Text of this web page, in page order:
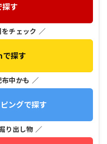
探す
チェック ／
探す
中かも ／
ングで探す
り出し物 ／